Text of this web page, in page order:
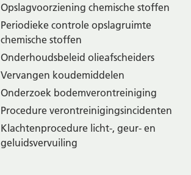
Opslagvoorziening chemische stoffen
Periodieke controle opslagruimte
chemische stoffen
Onderhoudsbeleid olieafscheiders
Vervangen koudemiddelen
Onderzoek bodemverontreiniging
Procedure verontreinigingsincidenten
Klachtenprocedure licht-, geur- en
geluidsvervuiling